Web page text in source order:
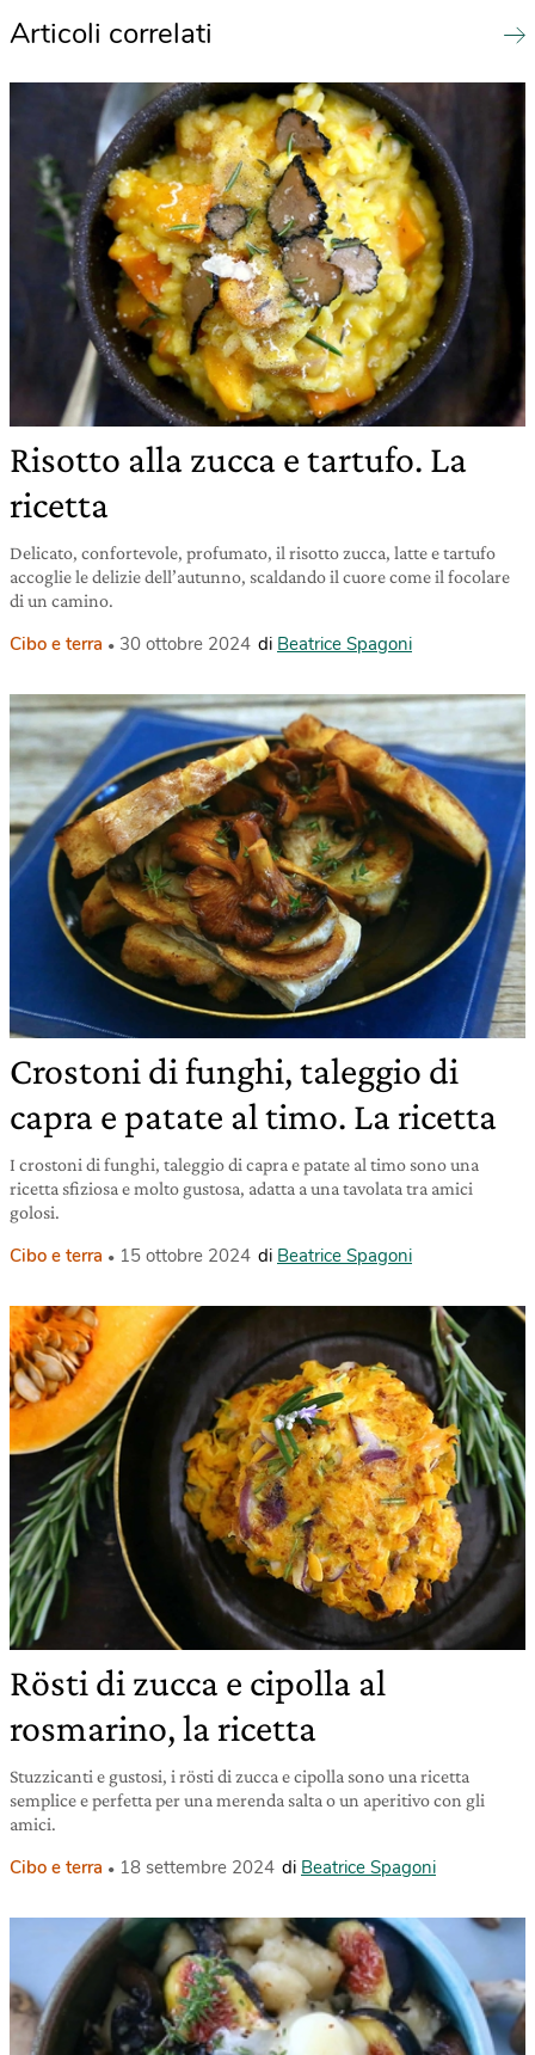
Articoli correlati
Risotto alla zucca e tartufo. La
ricetta
Delicato, confortevole, profumato, il risotto zucca, latte e tartufo
accoglie le delizie dell’autunno, scaldando il cuore come il focolare
di un camino.
Cibo e terra 30 ottobre 2024 di Beatrice Spagoni
Crostoni di funghi, taleggio di
capra e patate al timo. La ricetta
I crostoni di funghi, taleggio di capra e patate al timo sono una
ricetta sfiziosa e molto gustosa, adatta a una tavolata tra amici
golosi.
Cibo e terra 15 ottobre 2024 di Beatrice Spagoni
Rösti di zucca e cipolla al
rosmarino, la ricetta
Stuzzicanti e gustosi, i rösti di zucca e cipolla sono una ricetta
semplice e perfetta per una merenda salta o un aperitivo con gli
amici.
Cibo e terra 18 settembre 2024 di Beatrice Spagoni